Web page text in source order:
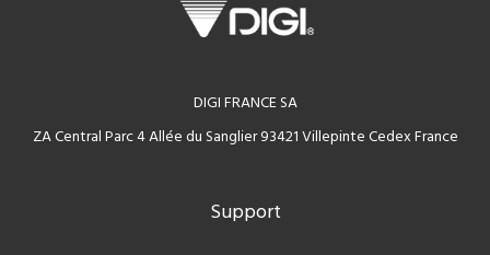
DIGI FRANCE SA
ZA Central Parc 4 Allée du Sanglier 93421 Villepinte Cedex France
Support